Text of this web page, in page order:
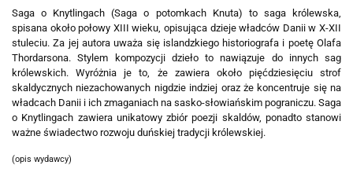
Saga o Knytlingach (Saga o potomkach Knuta) to saga królewska,
spisana około połowy XIII wieku, opisująca dzieje władców Danii w X-XII
stuleciu. Za jej autora uważa się islandzkiego historiografa i poetę Olafa
Thordarsona. Stylem kompozycji dzieło to nawiązuje do innych sag
królewskich. Wyróżnia je to, że zawiera około pięćdziesięciu strof
skaldycznych niezachowanych nigdzie indziej oraz że koncentruje się na
władcach Danii i ich zmaganiach na sasko-słowiańskim pograniczu. Saga
o Knytlingach zawiera unikatowy zbiór poezji skaldów, ponadto stanowi
ważne świadectwo rozwoju duńskiej tradycji królewskiej.
(opis wydawcy)